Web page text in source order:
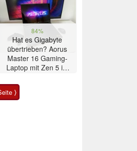
84%
Hat es Gigabyte
übertrieben? Aorus
Master 16 Gaming-
Laptop mit Zen 5 im
⟩